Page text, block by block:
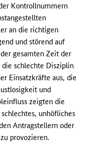
Kontrollnummern
an die richtigen
und störend auf
gesamten Zeit der
die schlechte Disziplin
Einsatzkräfte aus, die
und
zeigten die
unhöfliches
Antragstellern oder
provozieren.